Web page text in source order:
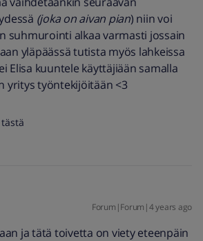
(joka on aivan pian) niin voi
suhmurointi alkaa varmasti jossain
yläpäässä tutista myös lahkeissa
Elisa kuuntele käyttäjiään samalla
yritys työntekijöitään <3
Forum|Forum|4 years ago
ja tätä toivetta on viety eteenpäin